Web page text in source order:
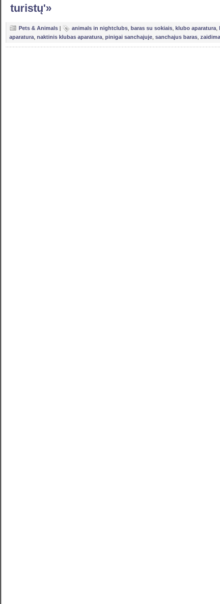
turistų'»
Pets & Animals | animals in nightclubs baras su sokiais klubo aparatura
aparatura naktinis klubas aparatura pinigai sanchajuje sanchajus baras